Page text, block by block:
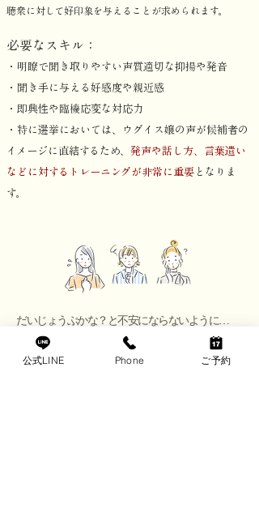
聴衆に対して好印象を与えることが求められます。​
必要なスキル：
・明瞭で聞き取りやすい声質適切な抑揚や発音
・聞き手に与える好感度や親近感
・即興性や臨機応変な対応力
・特に選挙においては、ウグイス嬢の声が候補者の
イメージに直結するため、 発声や話し方、言葉遣い
などに対するトレーニングが非常に重要 となりま
す。
だいじょうぶかな？と不安にならないように…
公式LINE Phone ご予約